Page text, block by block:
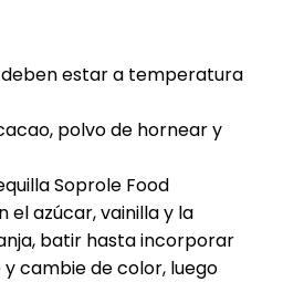
deben estar a temperatura
polvo de hornear y
Soprole Food
el azúcar, vainilla y la
batir hasta incorporar
cambie de color, luego